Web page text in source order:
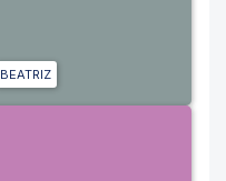
BEATRIZ